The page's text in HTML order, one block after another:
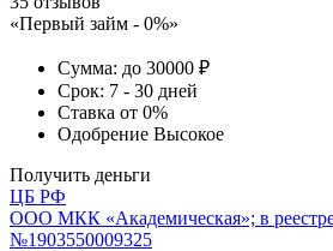
«Первый займ - 0%»
Сумма: до 30000 ₽
Срок: 7 - 30 дней
Ставка от 0%
Одобрение Высокое
Получить деньги
ЦБ РФ
ООО МКК «Академическая»; в
№1903550009325